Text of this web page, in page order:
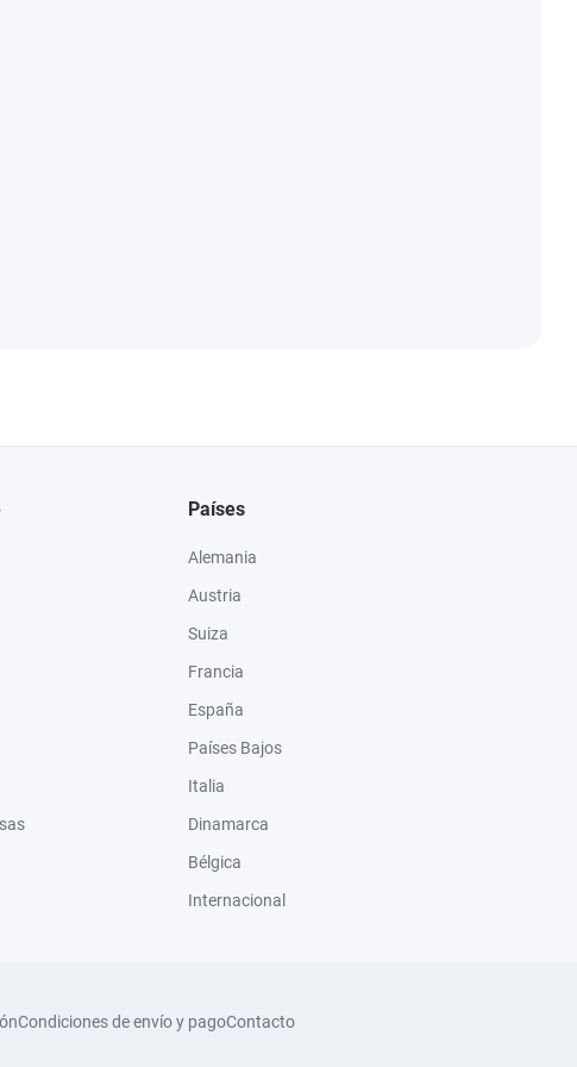
Países
Alemania
Austria
Suiza
Francia
España
Países Bajos
Italia
Dinamarca
Bélgica
Internacional
Condiciones de envío y pagoContacto